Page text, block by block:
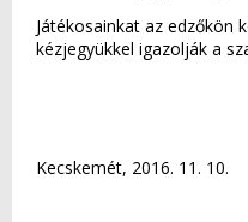
Játékosainkat az edzőkön
kézjegyükkel igazolják a
Kecskemét, 2016. 11. 10.